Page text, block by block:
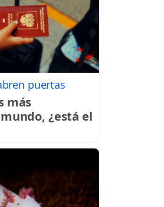
puertas
más
¿está el